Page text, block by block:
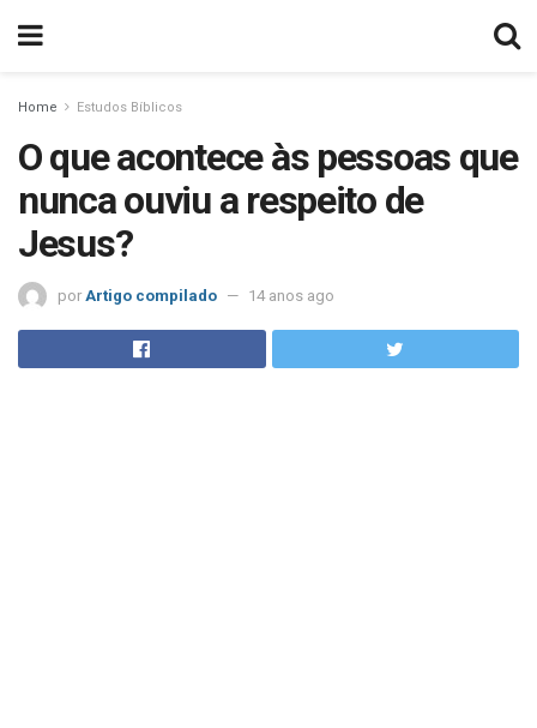
Home Estudos Bíblicos
O que acontece às pessoas que
nunca ouviu a respeito de
Jesus?
por Artigo compilado 14 anos ago